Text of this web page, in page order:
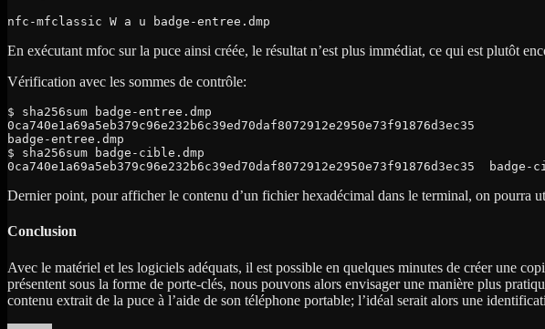
nfc-mfclassic W a u badge-entree.dmp
En exécutant mfoc sur la puce ainsi créée, le résultat n’est plus immédiat, ce qui est plutôt
Vérification avec les sommes de contrôle:
$ sha256sum badge-entree.dmp
0ca740e1a69a5eb379c96e232b6c39ed70daf8072912e2950e73f91876d3ec35
badge-entree.dmp
$ sha256sum badge-cible.dmp
0ca740e1a69a5eb379c96e232b6c39ed70daf8072912e2950e73f91876d3ec35  badge-
Dernier point, pour afficher le contenu d’un fichier hexadécimal dans le terminal, on pourra
Conclusion
Avec le matériel et les logiciels adéquats, il est possible en quelques minutes de créer une
présentent sous la forme de porte-clés, nous pouvons alors envisager une manière plus
contenu extrait de la puce à l’aide de son téléphone portable; l’idéal serait alors une